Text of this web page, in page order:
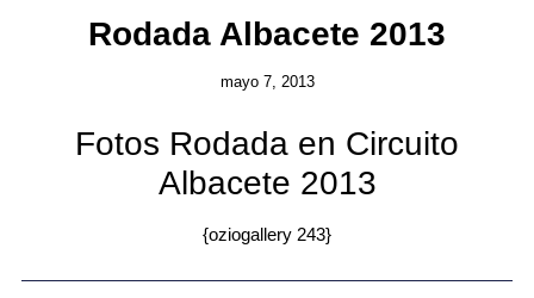
Rodada Albacete 2013
mayo 7, 2013
Fotos Rodada en Circuito
Albacete 2013
{oziogallery 243}